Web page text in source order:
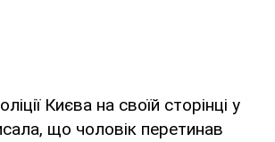
Києва на своїй сторінці у
що чоловік перетинав